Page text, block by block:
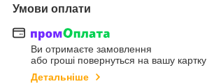
Умови оплати
Ви отримаєте замовлення
або гроші повернуться на вашу картку
Детальніше